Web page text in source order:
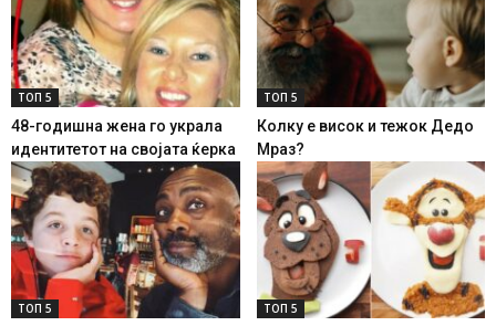
ТОП 5
48-годишна жена го украла
идентитетот на својата ќерка
ТОП 5
Колку е висок и тежок Дедо
Мраз?
ТОП 5 ТОП 5